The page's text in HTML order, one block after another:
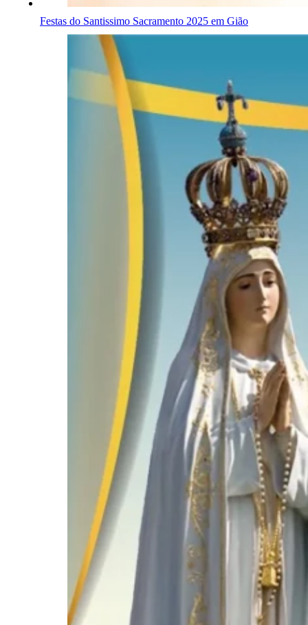
Festas do Santissimo Sacramento 2025 em Gião